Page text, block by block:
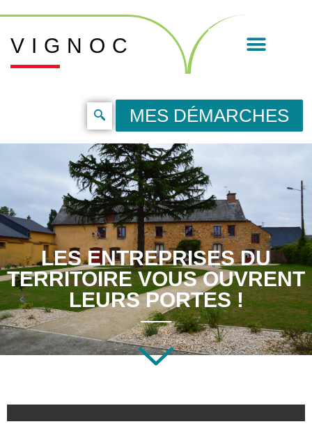
VIGNOC
MES DÉMARCHES
LES ENTREPRISES DU
TERRITOIRE VOUS OUVRENT
LEURS PORTES !